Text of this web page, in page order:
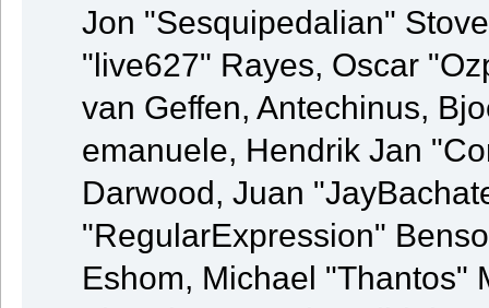
Jon "Sesquipedalian"
"live627" Rayes, Oscar
van Geffen, Antechinus,
emanuele, Hendrik Jan
Darwood, Juan
"RegularExpression"
Eshom, Michael "Thantos"